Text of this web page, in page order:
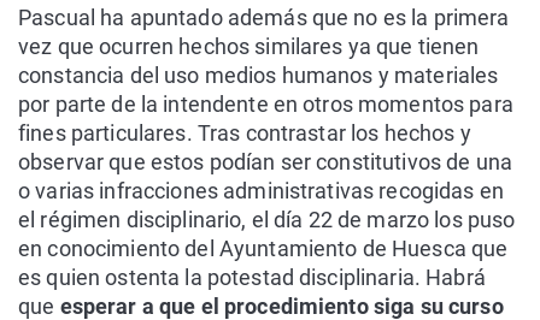
Pascual ha apuntado además que no es la primera
vez que ocurren hechos similares ya que tienen
constancia del uso medios humanos y materiales
por parte de la intendente en otros momentos para
fines particulares. Tras contrastar los hechos y
observar que estos podían ser constitutivos de una
o varias infracciones administrativas recogidas en
el régimen disciplinario, el día 22 de marzo los puso
en conocimiento del Ayuntamiento de Huesca que
es quien ostenta la potestad disciplinaria. Habrá
que esperar a que el procedimiento siga su curso